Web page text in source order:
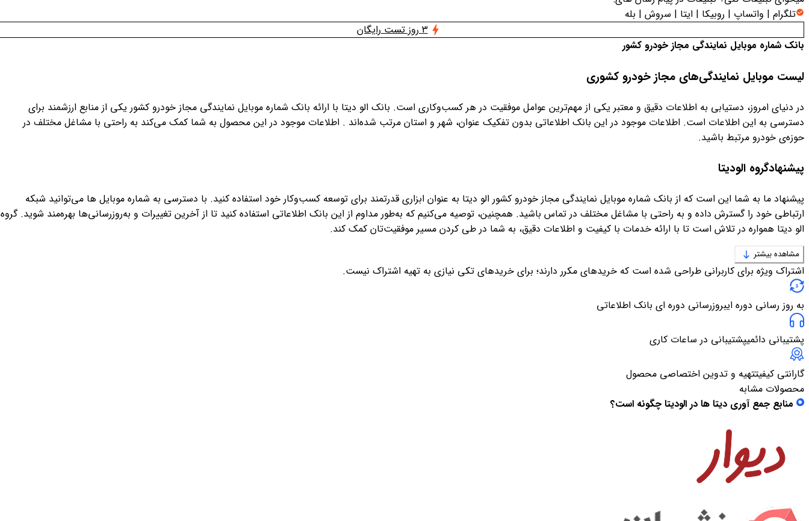
تلگرام | واتساپ | روبیکا | ایتا | سروش | بله
3 روز تست رایگان
بانک شماره موبایل نمایندگی مجاز خودرو کشور
لیست موبایل نمایندگی‌های مجاز خودرو کشوری
در دنیای امروز، دستیابی به اطلاعات دقیق و معتبر یکی از مهم‌ترین عوامل موفقیت در هر کسب‌وکاری است. بانک الو دیتا با ارائه بانک شماره موبایل نمایندگی مجاز خودرو کشور یکی از منابع ارزشمند برای
دسترسی به این اطلاعات است. اطلاعات موجود در این بانک اطلاعاتی بدون تفکیک عنوان، شهر و استان مرتب شده‌اند . اطلاعات موجود در این محصول به شما کمک می‌کند به راحتی با مشاغل مختلف در
حوزه‌ی خودرو مرتبط باشید.
پیشنهادگروه الودیتا
پیشنهاد ما به شما این است که از بانک شماره موبایل نمایندگی مجاز خودرو کشور الو دیتا به عنوان ابزاری قدرتمند برای توسعه کسب‌وکار خود استفاده کنید. با دسترسی به شماره موبایل ها می‌توانید شبکه
ارتباطی خود را گسترش داده و به راحتی با مشاغل مختلف در تماس باشید. همچنین، توصیه می‌کنیم که به‌طور مداوم از این بانک اطلاعاتی استفاده کنید تا از آخرین تغییرات و به‌روزرسانی‌ها بهره‌مند شوید. گروه
الو دیتا همواره در تلاش است تا با ارائه خدمات با کیفیت و اطلاعات دقیق، به شما در طی کردن مسیر موفقیت‌تان کمک کند.
مشاهده بیشتر
اشتراک ویژه برای کاربرانی طراحی شده است که خریدهای مکرر دارند؛ برای خریدهای تکی نیازی به تهیه اشتراک نیست.
به روز رسانی دوره ایبروزرسانی دوره ای بانک اطلاعاتی
پشتیبانی دائمیپشتیبانی در ساعات کاری
گارانتی کیفیتتهیه و تدوین اختصاصی محصول
محصولات مشابه
منابع جمع آوری دیتا ها در الودیتا چگونه است؟